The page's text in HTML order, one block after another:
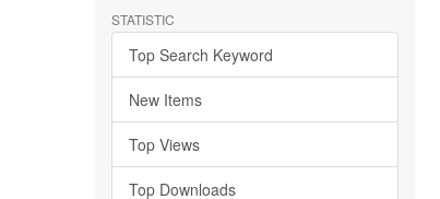
STATISTIC
Top Search Keyword
New Items
Top Views
Top Downloads